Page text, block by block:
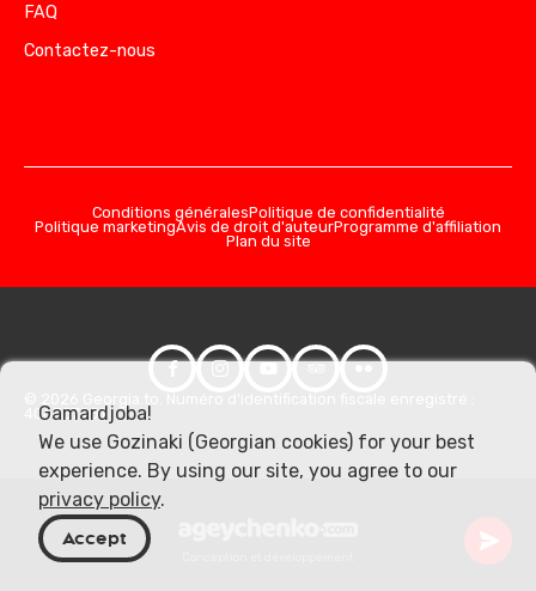
FAQ
Contactez-nous
Conditions généralesPolitique de confidentialité
Politique marketingAvis de droit d'auteurProgramme d'affiliation
Plan du site
406357981
Gamardjoba!
We use Gozinaki (Georgian cookies) for your best
experience. By using our site, you agree to our
privacy policy.
Accept